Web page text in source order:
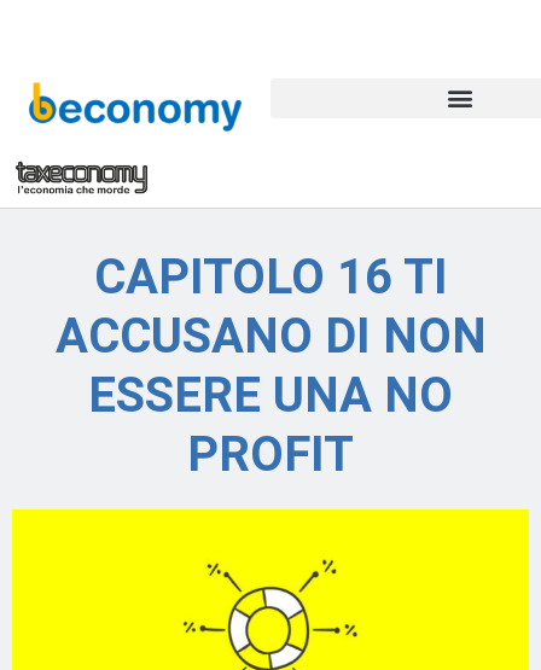
CAPITOLO 16 TI
ACCUSANO DI NON
ESSERE UNA NO
PROFIT